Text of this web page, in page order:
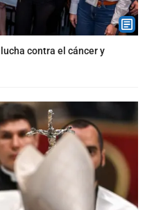
contra el cáncer y